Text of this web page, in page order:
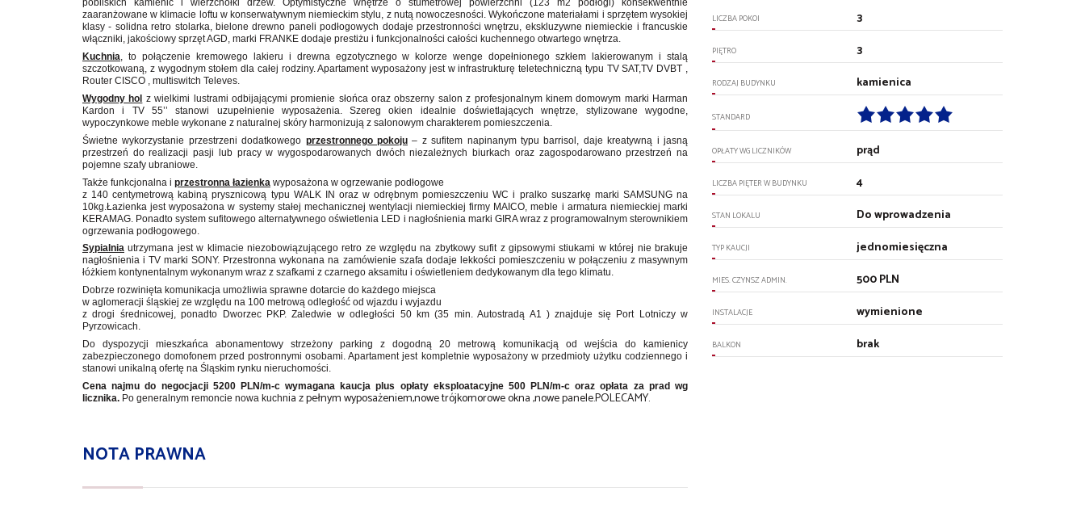
pobliskich kamienic i wierzchołki drzew. Optymistyczne wnętrze o stumetrowej powierzchni (123 m2 podłogi) konsekwentnie
zaaranżowane w klimacie loftu w konserwatywnym niemieckim stylu, z nutą nowoczesności. Wykończone materiałami i sprzętem wysokiej
klasy - solidna retro stolarka, bielone drewno paneli podłogowych dodaje przestronności wnętrzu, ekskluzywne niemieckie i francuskie
włączniki, jakościowy sprzęt AGD, marki FRANKE dodaje prestiżu i funkcjonalności całości kuchennego otwartego wnętrza.
Kuchnia, to połączenie kremowego lakieru i drewna egzotycznego w kolorze wenge dopełnionego szkłem lakierowanym i stalą
szczotkowaną, z wygodnym stołem dla całej rodziny. Apartament wyposażony jest w infrastrukturę teletechniczną typu TV SAT,TV DVBT ,
Router CISCO , multiswitch Televes.
Wygodny hol z wielkimi lustrami odbijającymi promienie słońca oraz obszerny salon z profesjonalnym kinem domowym marki Harman
Kardon i TV 55’’ stanowi uzupełnienie wyposażenia. Szereg okien idealnie doświetlających wnętrze, stylizowane wygodne,
wypoczynkowe meble wykonane z naturalnej skóry harmonizują z salonowym charakterem pomieszczenia.
Świetne wykorzystanie przestrzeni dodatkowego przestronnego pokoju – z sufitem napinanym typu barrisol, daje kreatywną i jasną
przestrzeń do realizacji pasji lub pracy w wygospodarowanych dwóch niezależnych biurkach oraz zagospodarowano przestrzeń na
pojemne szafy ubraniowe.
Także funkcjonalna i przestronna łazienka wyposażona w ogrzewanie podłogowe
z 140 centymetrową kabiną prysznicową typu WALK IN oraz w odrębnym pomieszczeniu WC i pralko suszarkę marki SAMSUNG na
10kg.Łazienka jest wyposażona w systemy stałej mechanicznej wentylacji niemieckiej firmy MAICO, meble i armatura niemieckiej marki
KERAMAG. Ponadto system sufitowego alternatywnego oświetlenia LED i nagłośnienia marki GIRA wraz z programowalnym sterownikiem
ogrzewania podłogowego.
Sypialnia utrzymana jest w klimacie niezobowiązującego retro ze względu na zbytkowy sufit z gipsowymi stiukami w której nie brakuje
nagłośnienia i TV marki SONY. Przestronna wykonana na zamówienie szafa dodaje lekkości pomieszczeniu w połączeniu z masywnym
łóżkiem kontynentalnym wykonanym wraz z szafkami z czarnego aksamitu i oświetleniem dedykowanym dla tego klimatu.
Dobrze rozwinięta komunikacja umożliwia sprawne dotarcie do każdego miejsca
w aglomeracji śląskiej ze względu na 100 metrową odległość od wjazdu i wyjazdu
z drogi średnicowej, ponadto Dworzec PKP. Zaledwie w odległości 50 km (35 min. Autostradą A1 ) znajduje się Port Lotniczy w
Pyrzowicach.
Do dyspozycji mieszkańca abonamentowy strzeżony parking z dogodną 20 metrową komunikacją od wejścia do kamienicy
zabezpieczonego domofonem przed postronnymi osobami. Apartament jest kompletnie wyposażony w przedmioty użytku codziennego i
stanowi unikalną ofertę na Śląskim rynku nieruchomości.
Cena najmu do negocjacji 5200 PLN/m-c wymagana kaucja plus opłaty eksploatacyjne 500 PLN/m-c oraz opłata za prad wg
licznika. Po generalnym remoncie nowa kuchnia z pełnym wyposażeniem,nowe trójkomorowe okna ,nowe panele.POLECAMY.
NOTA PRAWNA
LICZBA POKOI 3
PIĘTRO 3
RODZAJ BUDYNKU kamienica
STANDARD
OPŁATY WG LICZNIKÓW prąd
LICZBA PIĘTER W BUDYNKU 4
STAN LOKALU Do wprowadzenia
TYP KAUCJI jednomiesięczna
MIES. CZYNSZ ADMIN. 500 PLN
INSTALACJE wymienione
BALKON brak